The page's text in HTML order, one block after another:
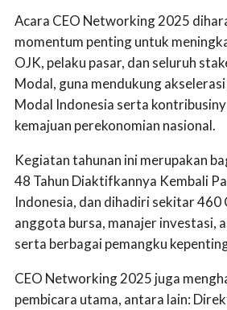
Acara CEO Networking 2025
momentum penting untuk
OJK, pelaku pasar, dan seluruh
Modal, guna mendukung
Modal Indonesia serta
kemajuan perekonomian nasional.
Kegiatan tahunan ini merupakan
48 Tahun Diaktifkannya Kembali
Indonesia, dan dihadiri sekitar 460
anggota bursa, manajer investasi,
serta berbagai pemangku
CEO Networking 2025 juga
pembicara utama, antara lain: